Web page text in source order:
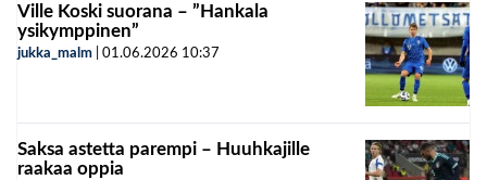
Ville Koski suorana – ”Hankala
ysikymppinen”
jukka_malm 01.06.2026 10:37
Saksa astetta parempi – Huuhkajille
raakaa oppia